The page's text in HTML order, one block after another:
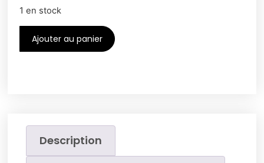
1 en stock
Ajouter au panier
Description